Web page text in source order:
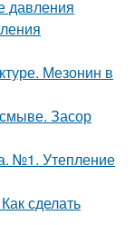
давления
Мезонин в
Засор
№1. Утепление
сделать